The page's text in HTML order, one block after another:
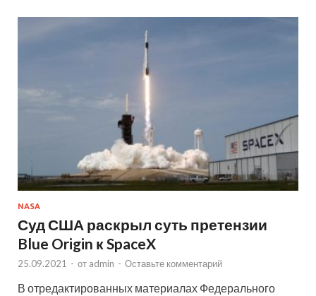
NASA
Суд США раскрыл суть претензии
Blue Origin к SpaceX
25.09.2021 - от admin - Оставьте комментарий
В отредактированных материалах Федерального